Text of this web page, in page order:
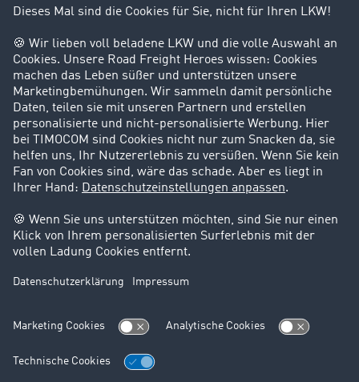
verlassen?
Wie lange ist TIMOCOM bereits am Markt?
Rechtliches